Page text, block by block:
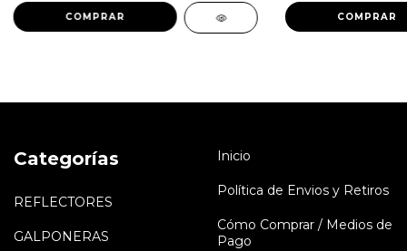
Categorías
REFLECTORES
GALPONERAS
Inicio
Política de Envios y Retiros
Cómo Comprar / Medios de
Pago